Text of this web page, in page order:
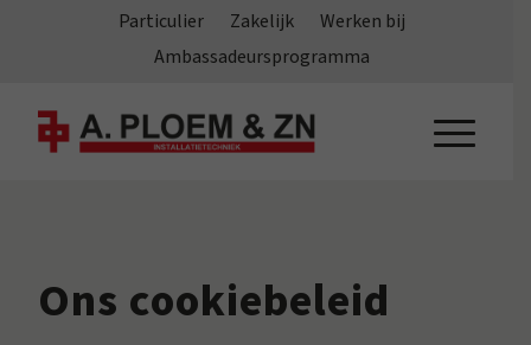
Particulier Zakelijk
Werken bij
Ambassadeursprogramma
Ons cookiebeleid